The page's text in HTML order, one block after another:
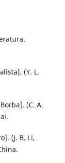
(Y. L.
(C. A.
(J. B. Li,